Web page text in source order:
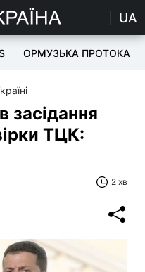
UA
ОРМУЗЬКА ПРОТОКА
засідання
ТЦК:
2 хв